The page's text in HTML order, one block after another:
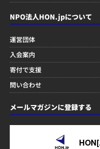
NPO法人HON.jpについて
運営団体
入会案内
寄付で支援
問い合わせ
メールマガジンに登録する